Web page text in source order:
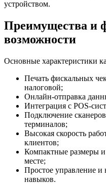
устройством.
Преимущества и
возможности
Основные характеристики
Печать фискальных
налоговой;
Онлайн-отправка
Интеграция с POS-
Подключение
терминалов;
Высокая скорость
клиентов;
Компактные размеры
месте;
Простое управление и
навыков.